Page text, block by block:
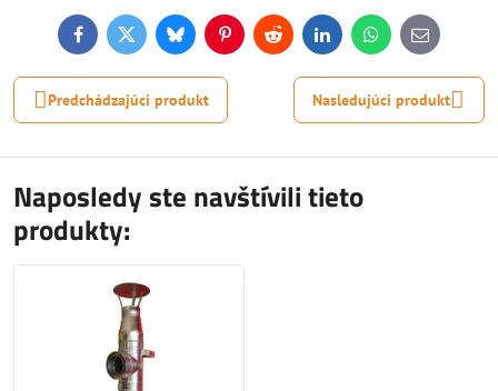
FacebookTwitterBlueskyPinterestReddit LinkedInWhatsApp
E-
mail
Predchádzajúci produkt Nasledujúci produkt
Naposledy ste navštívili tieto
produkty: